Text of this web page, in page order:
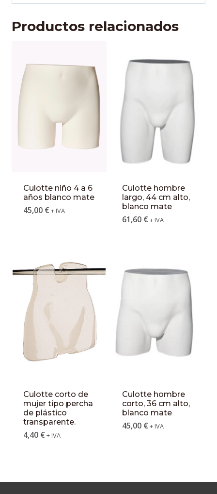
Productos relacionados
Culotte niño 4 a 6
años blanco mate
45,00 € + IVA
Culotte hombre
largo, 44 cm alto,
blanco mate
61,60 € + IVA
Culotte corto de
mujer tipo percha
de plástico
transparente.
4,40 € + IVA
Culotte hombre
corto, 36 cm alto,
blanco mate
45,00 € + IVA